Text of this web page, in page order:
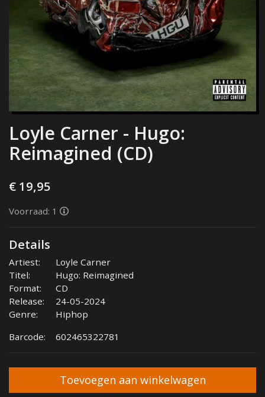
Loyle Carner - Hugo:
Reimagined (CD)
€ 19,95
Voorraad: 1
Details
Artiest:
Loyle Carner
Titel:
Hugo: Reimagined
Format:
CD
Release:
24-05-2024
Genre:
Hiphop
Barcode:
602465322781